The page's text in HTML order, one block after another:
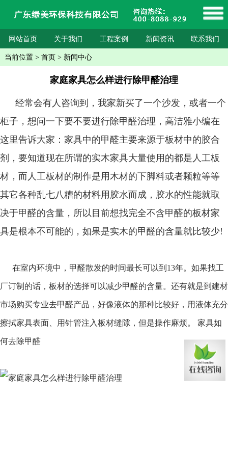
网站首页 关于我们 工程案例 新闻资讯 联系我们
当前位置 > 首页 > 新闻中心
家庭家具怎么样进行除甲醛治理
经常会有人咨询到，我家新买了一个沙发，或者一个
柜子，想问一下要不要进行除甲醛治理，高洁雅小编在
这里告诉大家：家具中的甲醛主要来源于板材中的胶合
剂，要知道现在所谓的实木家具大量使用的都是人工板
材，而人工板材的制作是用木材的下脚料或者颗粒等等
其它各种乱七八糟的材料用胶水而成，胶水的性能就取
决于甲醛的含量，所以目前想找完全不含甲醛的板材家
具是根本不可能的，如果是实木的甲醛的含量就比较少!
在室内环境中，甲醛散发的时间最长可以到13年。如果找工
厂订制的话，板材的选择可以减少甲醛的含量。还有就是到建材
市场购买专业去甲醛产品，好像液体的那种比较好，用液体充分
擦拭家具表面、用针管注入板材缝隙，但是操作麻烦。 家具如
何去除甲醛